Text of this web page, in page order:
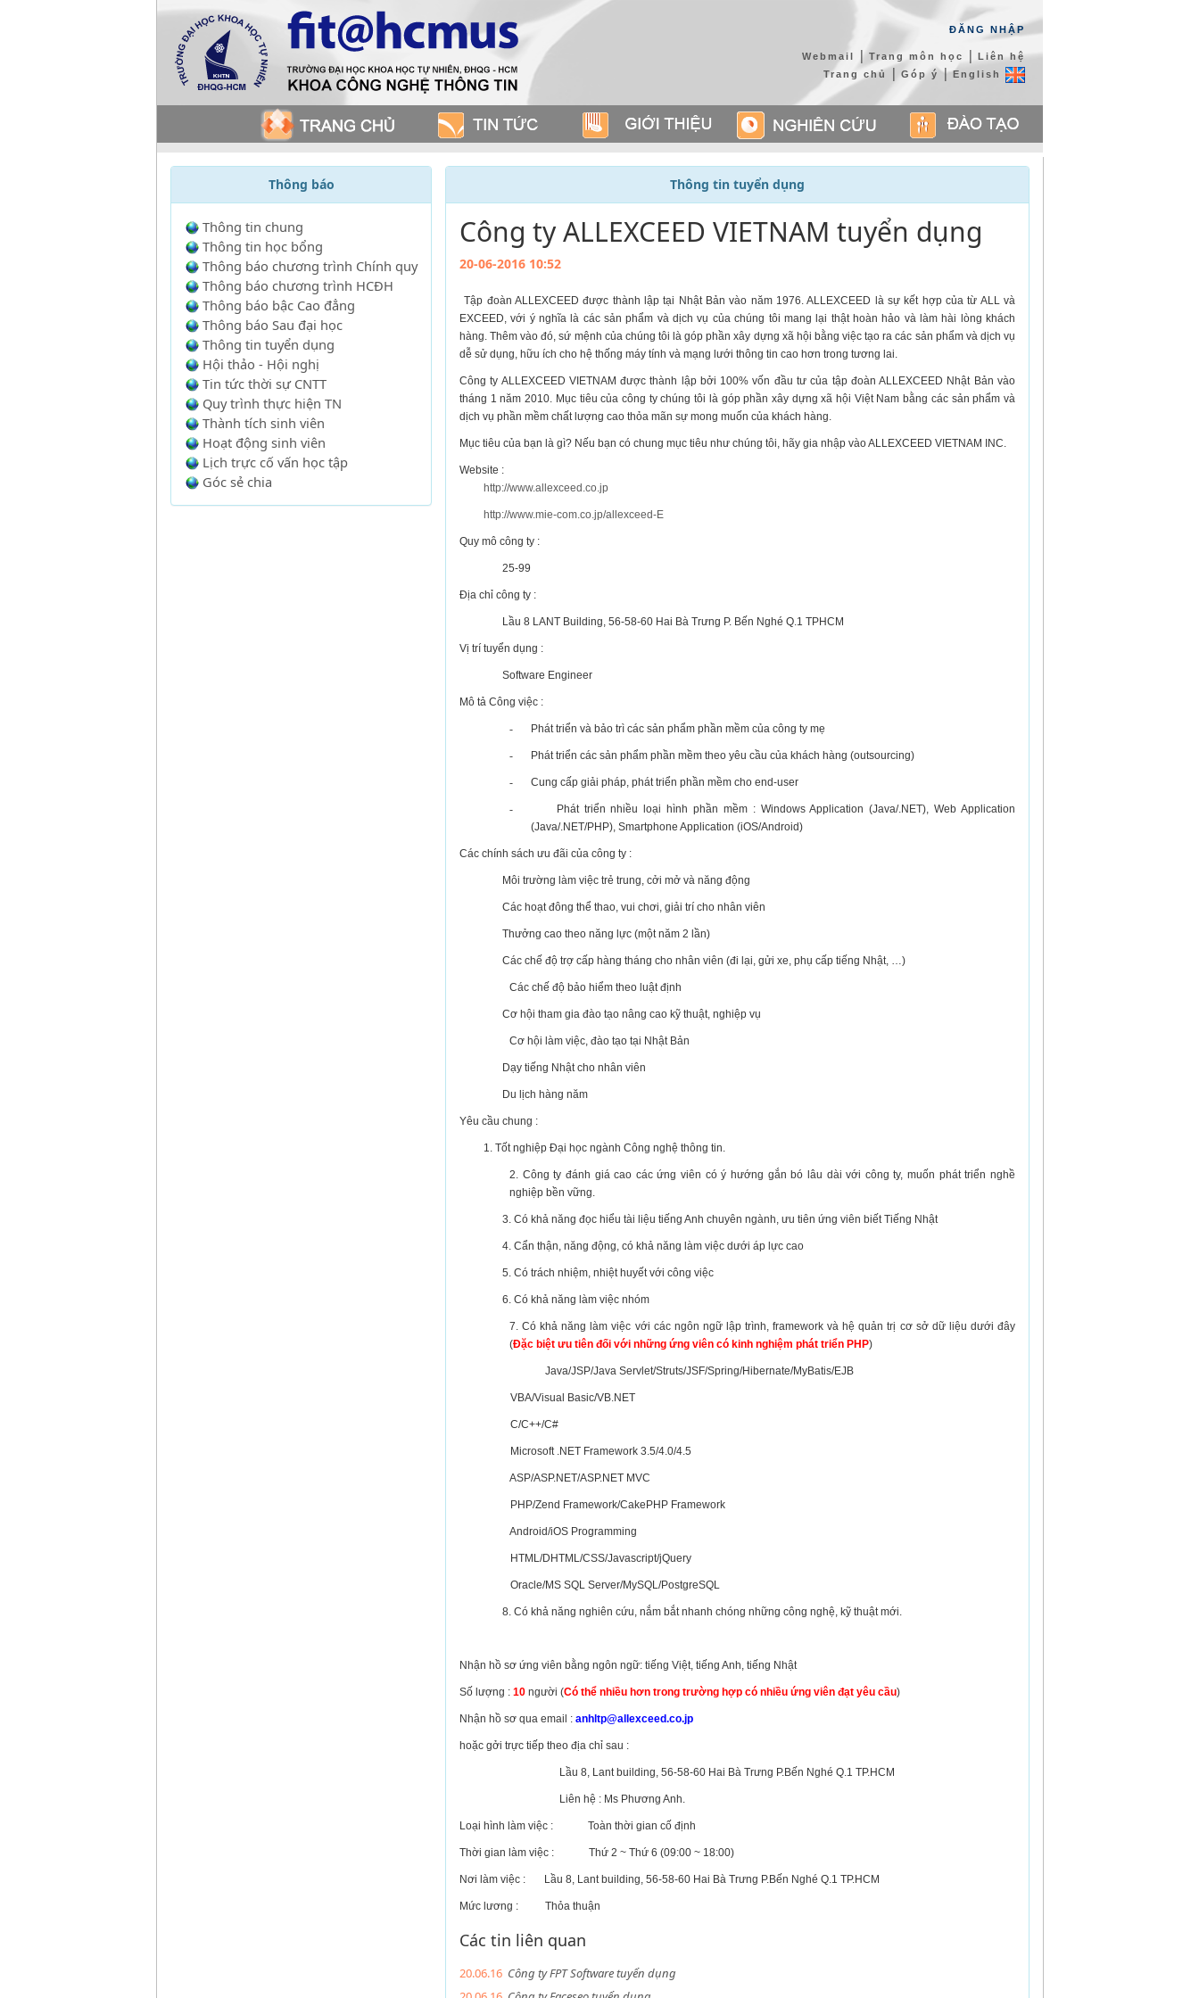
ĐĂNG NHẬP
Webmail | Trang môn học | Liên hệ
Trang chủ | Góp ý|English
Thông báo
Thông tin chung
Thông tin học bổng
Thông báo chương trình Chính quy
Thông báo chương trình HCĐH
Thông báo bậc Cao đẳng
Thông báo Sau đại học
Thông tin tuyển dụng
Hội thảo - Hội nghị
Tin tức thời sự CNTT
Quy trình thực hiện TN
Thành tích sinh viên
Hoạt động sinh viên
Lịch trực cố vấn học tập
Góc sẻ chia
Thông tin tuyển dụng
Công ty ALLEXCEED VIETNAM tuyển dụng
20-06-2016 10:52
Tập đoàn ALLEXCEED được thành lập tại Nhật Bản vào năm 1976. ALLEXCEED là sự kết hợp của từ ALL và
EXCEED, với ý nghĩa là các sản phẩm và dịch vụ của chúng tôi mang lại thật hoàn hảo và làm hài lòng khách
hàng. Thêm vào đó, sứ mệnh của chúng tôi là góp phần xây dựng xã hội bằng việc tạo ra các sản phẩm và dịch vụ
dễ sử dụng, hữu ích cho hệ thống máy tính và mạng lưới thông tin cao hơn trong tương lai.
Công ty ALLEXCEED VIETNAM được thành lập bởi 100% vốn đầu tư của tập đoàn ALLEXCEED Nhật Bản vào
tháng 1 năm 2010. Mục tiêu của công ty chúng tôi là góp phần xây dựng xã hội Việt Nam bằng các sản phẩm và
dịch vụ phần mềm chất lượng cao thỏa mãn sự mong muốn của khách hàng.
Mục tiêu của bạn là gì? Nếu bạn có chung mục tiêu như chúng tôi, hãy gia nhập vào ALLEXCEED VIETNAM INC.
Website :
http://www.allexceed.co.jp
http://www.mie-com.co.jp/allexceed-E
Quy mô công ty :
25-99
Địa chỉ công ty :
Lầu 8 LANT Building, 56-58-60 Hai Bà Trưng P. Bến Nghé Q.1 TPHCM
Vị trí tuyển dụng :
Software Engineer
Mô tả Công việc :
- Phát triển và bảo trì các sản phẩm phần mềm của công ty mẹ
- Phát triển các sản phẩm phần mềm theo yêu cầu của khách hàng (outsourcing)
- Cung cấp giải pháp, phát triển phần mềm cho end-user
-
Phát triển nhiều loại hình phần mềm : Windows Application (Java/.NET), Web Application
(Java/.NET/PHP), Smartphone Application (iOS/Android)
Các chính sách ưu đãi của công ty :
Môi trường làm việc trẻ trung, cởi mở và năng động
Các hoạt đông thể thao, vui chơi, giải trí cho nhân viên
Thưởng cao theo năng lực (một năm 2 lần)
Các chế độ trợ cấp hàng tháng cho nhân viên (đi lại, gửi xe, phụ cấp tiếng Nhật, …)
Các chế độ bảo hiểm theo luật định
Cơ hội tham gia đào tạo nâng cao kỹ thuật, nghiệp vụ
Cơ hội làm việc, đào tạo tại Nhật Bản
Dạy tiếng Nhật cho nhân viên
Du lịch hàng năm
Yêu cầu chung :
1. Tốt nghiệp Đại học ngành Công nghệ thông tin.
2. Công ty đánh giá cao các ứng viên có ý hướng gắn bó lâu dài với công ty, muốn phát triển nghề
nghiệp bền vững.
3. Có khả năng đọc hiểu tài liệu tiếng Anh chuyên ngành, ưu tiên ứng viên biết Tiếng Nhật
4. Cẩn thận, năng động, có khả năng làm việc dưới áp lực cao
5. Có trách nhiệm, nhiệt huyết với công việc
6. Có khả năng làm việc nhóm
7. Có khả năng làm việc với các ngôn ngữ lập trình, framework và hệ quản trị cơ sở dữ liệu dưới đây
(Đặc biệt ưu tiên đối với những ứng viên có kinh nghiệm phát triển PHP)
Java/JSP/Java Servlet/Struts/JSF/Spring/Hibernate/MyBatis/EJB
VBA/Visual Basic/VB.NET
C/C++/C#
Microsoft .NET Framework 3.5/4.0/4.5
ASP/ASP.NET/ASP.NET MVC
PHP/Zend Framework/CakePHP Framework
Android/iOS Programming
HTML/DHTML/CSS/Javascript/jQuery
Oracle/MS SQL Server/MySQL/PostgreSQL
8. Có khả năng nghiên cứu, nắm bắt nhanh chóng những công nghệ, kỹ thuật mới.
Nhận hồ sơ ứng viên bằng ngôn ngữ: tiếng Việt, tiếng Anh, tiếng Nhật
Số lượng : 10 người (Có thể nhiều hơn trong trường hợp có nhiều ứng viên đạt yêu cầu)
Nhận hồ sơ qua email : anhltp@allexceed.co.jp
hoặc gởi trực tiếp theo địa chỉ sau :
Lầu 8, Lant building, 56-58-60 Hai Bà Trưng P.Bến Nghé Q.1 TP.HCM
Liên hệ : Ms Phương Anh.
Loại hình làm việc : Toàn thời gian cố định
Thời gian làm việc : Thứ 2 ~ Thứ 6 (09:00 ~ 18:00)
Nơi làm việc : Lầu 8, Lant building, 56-58-60 Hai Bà Trưng P.Bến Nghé Q.1 TP.HCM
Mức lương : Thỏa thuận
Các tin liên quan
20.06.16 Công ty FPT Software tuyển dụng